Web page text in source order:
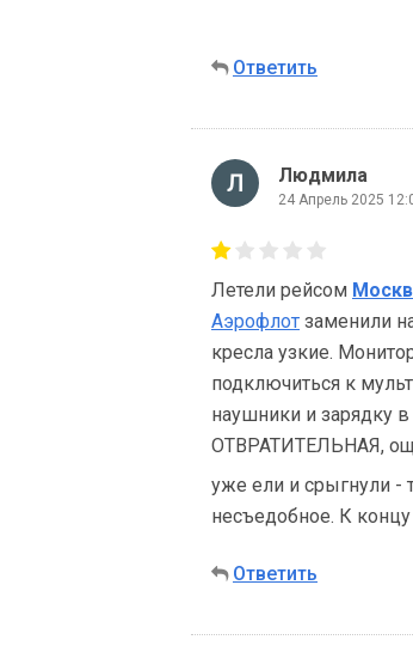
Ответить
Людмила
24 Апрель 2025
Летели рейсом
Аэрофлот заменили
кресла узкие.
подключиться к
наушники и зарядку
ОТВРАТИТЕЛЬНАЯ,
уже ели и срыгнули -
несъедобное. К
Ответить